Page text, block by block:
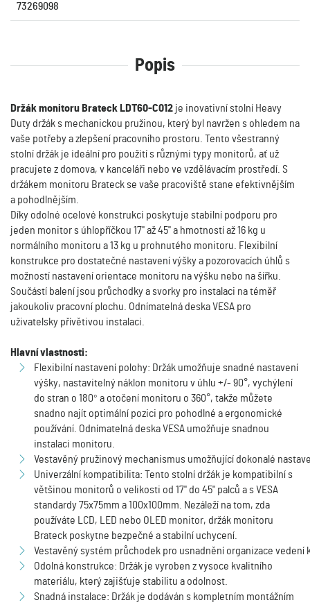
73269098
Popis
Držák monitoru Brateck LDT60-C012 je inovativní stolní Heavy
Duty držák s mechanickou pružinou, který byl navržen s ohledem na
vaše potřeby a zlepšení pracovního prostoru. Tento všestranný
stolní držák je ideální pro použití s různými typy monitorů, ať už
pracujete z domova, v kanceláři nebo ve vzdělávacím prostředí. S
držákem monitoru Brateck se vaše pracoviště stane efektivnějším
a pohodlnějším.
Díky odolné ocelové konstrukci poskytuje stabilní podporu pro
jeden monitor s úhlopříčkou 17" až 45" a hmotností až 16 kg u
normálního monitoru a 13 kg u prohnutého monitoru. Flexibilní
konstrukce pro dostatečné nastavení výšky a pozorovacích úhlů s
možností nastavení orientace monitoru na výšku nebo na šířku.
Součástí balení jsou průchodky a svorky pro instalaci na téměř
jakoukoliv pracovní plochu. Odnímatelná deska VESA pro
uživatelsky přívětivou instalaci.
Hlavní vlastnosti:
Flexibilní nastavení polohy: Držák umožňuje snadné nastavení
výšky, nastavitelný náklon monitoru v úhlu +/- 90°, vychýlení
do stran o 180° a otočení monitoru o 360°, takže můžete
snadno najít optimální pozici pro pohodlné a ergonomické
používání. Odnímatelná deska VESA umožňuje snadnou
instalaci monitoru.
Vestavěný pružinový mechanismus umožňující dokonalé
Univerzální kompatibilita: Tento stolní držák je kompatibilní s
většinou monitorů o velikosti od 17" do 45" palců a s VESA
standardy 75x75mm a 100x100mm. Nezáleží na tom, zda
používáte LCD, LED nebo OLED monitor, držák monitoru
Brateck poskytne bezpečné a stabilní uchycení.
Vestavěný systém průchodek pro usnadnění organizace vedení
Odolná konstrukce: Držák je vyroben z vysoce kvalitního
materiálu, který zajišťuje stabilitu a odolnost.
Snadná instalace: Držák je dodáván s kompletním montážním